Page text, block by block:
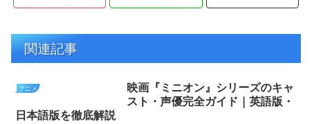
関連記事
アニメ
映画『ミニオン』シリーズのキャ
スト・声優完全ガイド｜英語版・
日本語版を徹底解説